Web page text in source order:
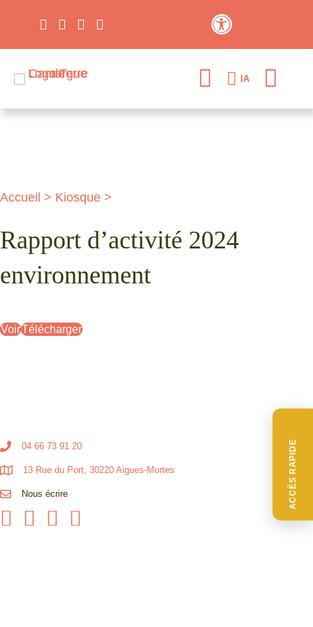
ACCÈS RAPIDE
IA
Accueil > Kiosque >
Rapport d’activité 2024
environnement
VoirTélécharger
04 66 73 91 20
13 Rue du Port, 30220 Aigues-Mortes
Nous écrire